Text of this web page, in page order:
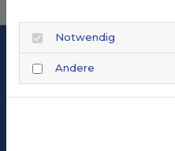
Turnverein 1886
Notwendig
Andere